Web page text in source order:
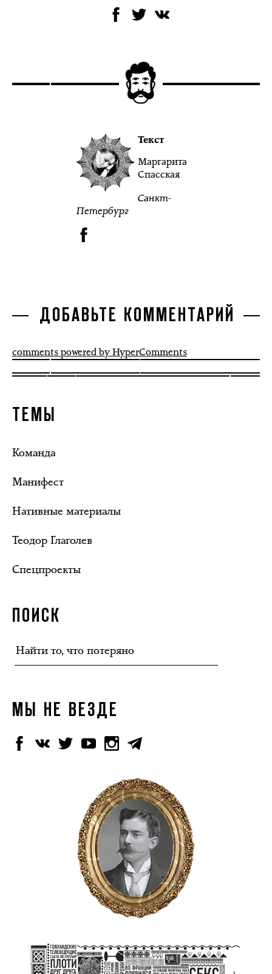
Текст
Маргарита
Спасская
Санкт-
Петербург
ДОБАВЬТЕ КОММЕНТАРИЙ
comments powered by HyperComments
ТЕМЫ
Команда
Манифест
Нативные материалы
Теодор Глаголев
Спецпроекты
ПОИСК
МЫ НЕ ВЕЗДЕ